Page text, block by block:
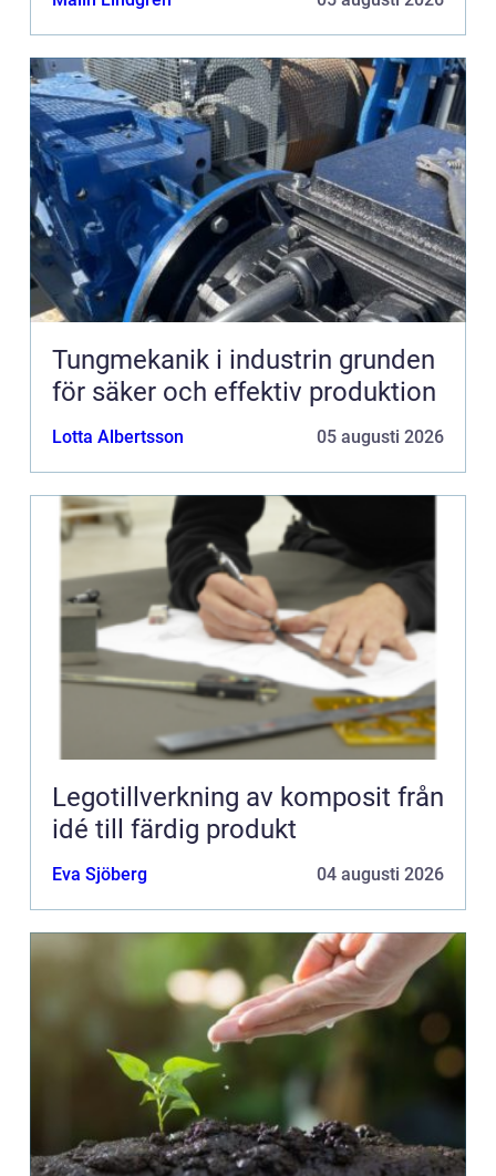
Tungmekanik i industrin grunden
för säker och effektiv produktion
Lotta Albertsson 05 augusti 2026
Legotillverkning av komposit från
idé till färdig produkt
Eva Sjöberg 04 augusti 2026